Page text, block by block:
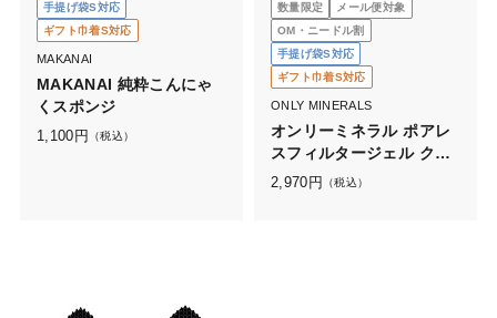
手提げ袋S対応
ギフト巾着S対応
MAKANAI
MAKANAI 純粋こんにゃ
くスポンジ
1,100 円 （税込）
数量限定
メール便対象
OM・ニードル割
手提げ袋S対応
ギフト巾着S対応
ONLY MINERALS
オンリーミネラル ポアレ
スフィルタージェル クー
ルコンフォート
2,970 円 （税込）